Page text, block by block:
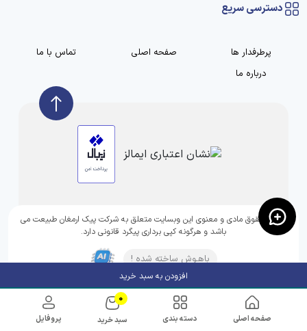
صفحه اصلی دسته بندی
0
سبد خرید پروفایل
دسترسی سریع
پرطرفدار ها صفحه اصلی
تماس با ما
درباره ما
تمامی حقوق مادی و معنوی این وبسایت متعلق به شرکت پیک ارمغان طبیعت می
باشد و هرگونه کپی برداری پیگرد قانونی دارد.
باهـوش ساخته شده !
افزودن به سبد خرید